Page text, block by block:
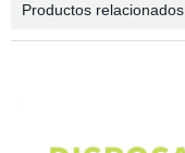
Productos relacionados